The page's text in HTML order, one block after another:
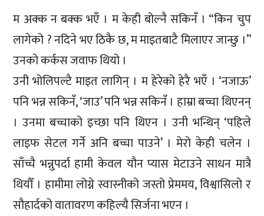
म अक्क न बक्क भएँ । म केही बोल्नै सकिनँ । “किन चुप
लागेको ? नदिने भए ठिकै छ, म माइतबाटै मिलाएर जान्छु ।”
उनको कर्कस जवाफ थियो ।
उनी भोलिपल्टै माइत लागिन् । म हेरेको हेरै भएँ । ‘नजाऊ’
पनि भन्न सकिनँ, ‘जाउ’ पनि भन्न सकिनँ । हाम्रा बच्चा थिएनन्
। उनमा बच्चाको इच्छा पनि थिएन । उनी भन्थिन् ‘पहिले
लाइफ सेटल गर्ने अनि बच्चा पाउने’ । मेरो केही चलेन ।
साँच्चै भन्नुपर्दा हामी केवल यौन प्यास मेटाउने साधन मात्रै
थियौँ । हामीमा लोग्ने स्वास्नीको जस्तो प्रेममय, विश्वासिलो र
सौहार्दको वातावरण कहिल्यै सिर्जना भएन ।